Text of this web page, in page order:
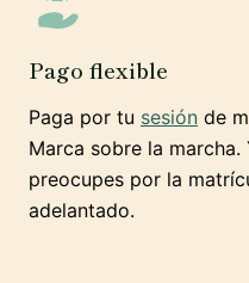
Pago flexible
Paga por tu sesión de
Marca sobre la
preocupes por la
adelantado.